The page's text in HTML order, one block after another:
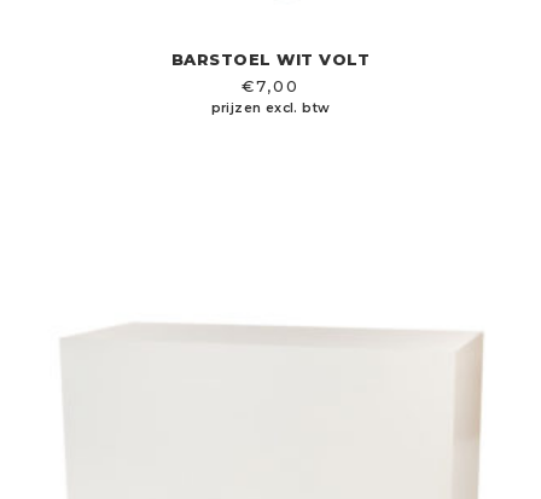
BARSTOEL WIT VOLT
€7,00
prijzen excl. btw